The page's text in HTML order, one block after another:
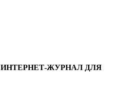
— ИНТЕРНЕТ-ЖУРНАЛ ДЛЯ